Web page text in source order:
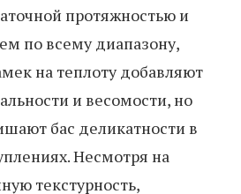
протяжностью и
по всему диапазону,
на теплоту добавляют
и весомости, но
бас деликатности в
Несмотря на
текстурность,